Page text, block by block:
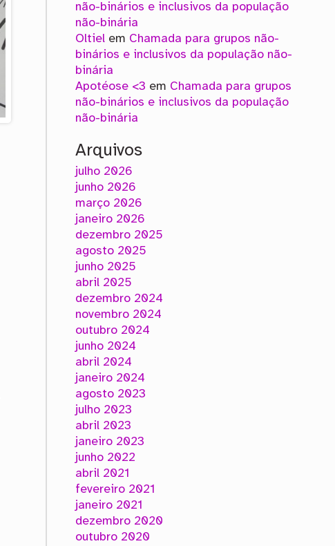
não-binários e inclusivos da população
não-binária
Oltielem Chamada para grupos não-
binários e inclusivos da população não-
binária
Apotéose <3 em Chamada para grupos
não-binários e inclusivos da população
não-binária
Arquivos
julho 2026
junho 2026
março 2026
janeiro 2026
dezembro 2025
agosto 2025
junho 2025
abril 2025
dezembro 2024
novembro 2024
outubro 2024
junho 2024
abril 2024
janeiro 2024
agosto 2023
julho 2023
abril 2023
janeiro 2023
junho 2022
abril 2021
fevereiro 2021
janeiro 2021
dezembro 2020
outubro 2020